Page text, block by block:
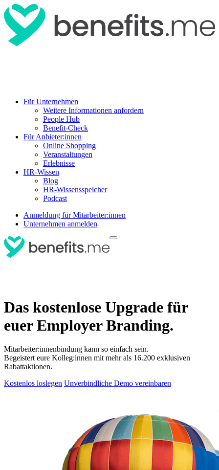
Für Unternehmen
Weitere Informationen anfordern
People Hub
Benefit-Check
Für Anbieter:innen
Online Shopping
Veranstaltungen
Erlebnisse
HR-Wissen
Blog
HR-Wissensspeicher
Podcast
Anmeldung für Mitarbeiter:innen
Unternehmen anmelden
Das kostenlose Upgrade für
euer Employer Branding.
Mitarbeiter:innenbindung kann so einfach sein.
Begeistert eure Kolleg:innen mit mehr als 16.200 exklusiven
Rabattaktionen.
Kostenlos loslegen Unverbindliche Demo vereinbaren